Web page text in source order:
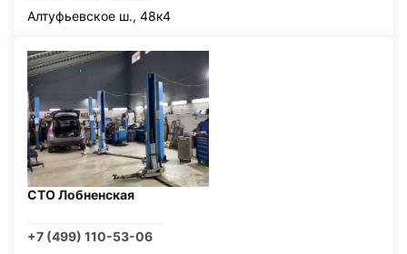
Алтуфьевское ш., 48к4
СТО Лобненская
+7 (499) 110-53-06